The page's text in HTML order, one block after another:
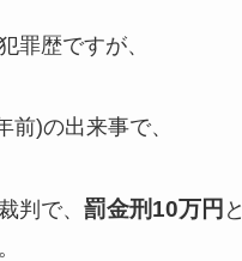
罪歴ですが、
前)の出来事で、
判で、 罰金刑10万円